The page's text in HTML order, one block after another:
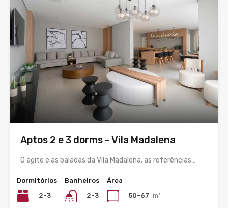
Aptos 2 e 3 dorms – Vila Madalena
O agito e as baladas da Vila Madalena, as referências…
Dormitórios
2-3
Banheiros
2-3
Área
50-67 m²